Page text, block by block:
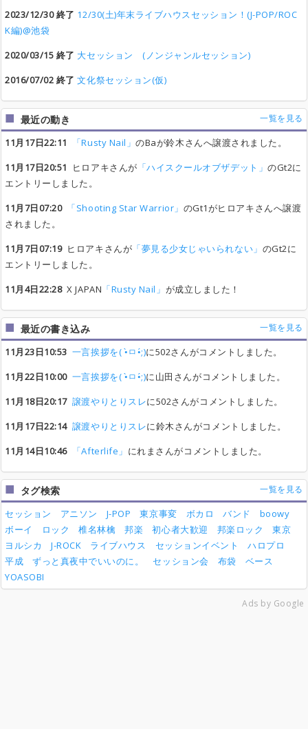
2023/12/30 終了 12/30(土)年末ライブハウスセッション！(J-POP/ROC
K編)@池袋
2020/03/15 終了 大セッション (ノンジャンルセッション)
2016/07/02 終了 文化祭セッション(仮)
最近の動き 一覧を見る
11月17日22:11 「Rusty Nail」のBaが鈴木さんへ譲渡されました。
11月17日20:51
ヒロアキさんが 「ハイスクールオブザデット」のGt2に
エントリーしました。
11月7日07:20
「Shooting Star Warrior」 のGt1がヒロアキさんへ譲渡
されました。
11月7日07:19ヒロアキさんが 「夢見る少女じゃいられない」 のGt2に
エントリーしました。
11月4日22:28X JAPAN 「Rusty Nail」 が成立しました！
最近の書き込み 一覧を見る
11月23日10:53 一言挨拶を( •̀ㅁ•́;)に502さんがコメントしました。
11月22日10:00 一言挨拶を( •̀ㅁ•́;)に山田さんがコメントしました。
11月18日20:17 譲渡やりとりスレに502さんがコメントしました。
11月17日22:14 譲渡やりとりスレに鈴木さんがコメントしました。
11月14日10:46
「Afterlife」 にれまさんがコメントしました。
タグ検索 一覧を見る
セッション アニソン J-POP 東京事変 ボカロ バンド
boowy
ボーイ
ロック 椎名林檎 邦楽 初心者大歓迎 邦楽ロック
東京
ヨルシカ
J-ROCK ライブハウス セッションイベント
ハロプロ
平成
ずっと真夜中でいいのに。 セッション会 布袋
ベース
YOASOBI
Ads by Google